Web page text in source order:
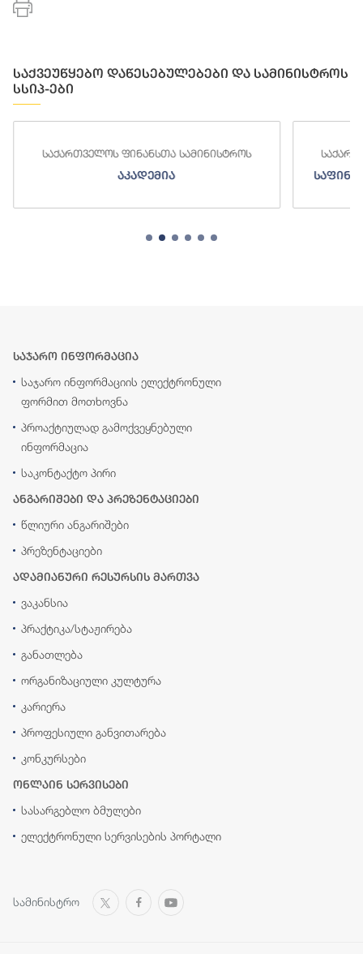
საქვეუწყებო დაწესებულებები და სამინისტროს
სსიპ-ები
საქართველოს ფინანსთა სამინისტროს
აკადემია
საჯარო ინფორმაცია
საჯარო ინფორმაციის ელექტრონული
ფორმით მოთხოვნა
პროაქტიულად გამოქვეყნებული
ინფორმაცია
საკონტაქტო პირი
ანგარიშები და პრეზენტაციები
წლიური ანგარიშები
პრეზენტაციები
ადამიანური რესურსის მართვა
ვაკანსია
პრაქტიკა/სტაჟირება
განათლება
ორგანიზაციული კულტურა
კარიერა
პროფესიული განვითარება
კონკურსები
ონლაინ სერვისები
სასარგებლო ბმულები
ელექტრონული სერვისების პორტალი
სამინისტრო